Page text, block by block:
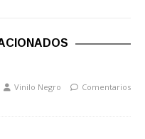
Vinilo Negro
Comentarios